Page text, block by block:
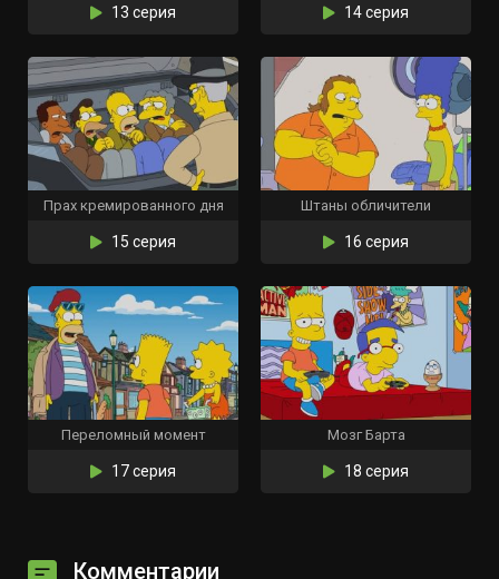
13 серия 14 серия
Прах кремированного дня
15 серия
Штаны обличители
16 серия
Переломный момент
17 серия
Мозг Барта
18 серия
Комментарии